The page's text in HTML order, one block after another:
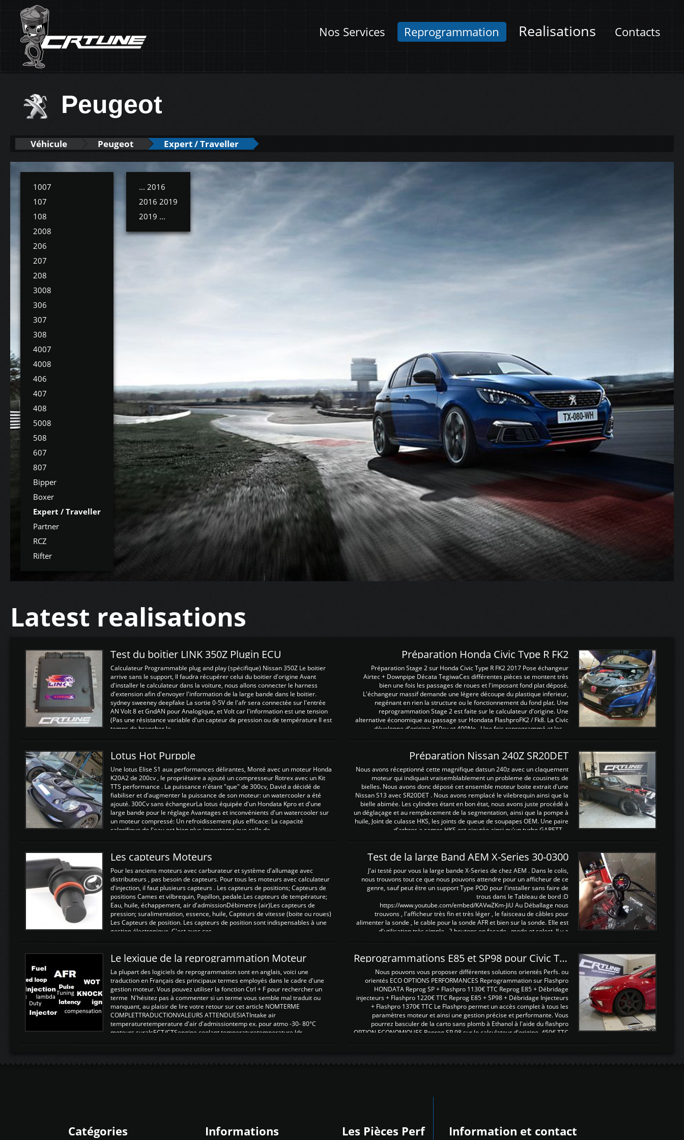
Nos Services Reprogrammation Realisations Contacts
Peugeot
Véhicule Peugeot Expert / Traveller
1007
107
108
2008
206
207
208
3008
306
307
308
4007
4008
406
407
408
5008
508
607
807
Bipper
Boxer
Expert / Traveller
Partner
RCZ
Rifter
... 2016
2016 2019
2019 ...
Latest realisations
Test du boitier LINK 350Z Plugin ECU
Calculateur Programmable plug and play (spécifique) Nissan 350Z Le boitier
arrive sans le support, Il faudra récupérer celui du boitier d'origine Avant
d'installer le calculateur dans la voiture, nous allons connecter le harness
d'extension afin d'envoyer l'information de la large bande dans le boitier.
sydney sweeney deepfake La sortie 0-5V de l'afr sera connectée sur l'entrée
AN Volt 8 et GndAN pour Analogique, et Volt car l'information est une tension
(Pas une résistance variable d'un capteur de pression ou de température Il est
temps de brancher le ...
Préparation Honda Civic Type R FK2
Préparation Stage 2 sur Honda Civic Type R FK2 2017 Pose échangeur
Airtec + Downpipe Décata TegiwaCes différentes pièces se montent très
bien une fois les passages de roues et l'imposant fond plat déposé.
L'échangeur massif demande une légere découpe du plastique inferieur,
negénant en rien la structure ou le fonctionnement du fond plat. Une
reprogrammation Stage 2 est faite sur le calculateur d'origine. Une
alternative économique au passage sur Hondata FlashproFK2 / Fk8. La Civic
développe d'origine 310cv et 400Nn , Une fois reprogrammé et les ...
Lotus Hot Purpple
Une lotus Elise S1 aux performances délirantes, Monté avec un moteur Honda
K20A2 de 200cv , le propriétaire a ajouté un compresseur Rotrex avec un Kit
TTS performance . La puissance n'étant "que" de 300cv, David a décidé de
fiabiliser et d'augmenter la puissance de son moteur: un watercooler a été
ajouté. 300Cv sans échangeurLa lotus équipée d'un Hondata Kpro et d'une
large bande pour le réglage Avantages et inconvénients d'un watercooler sur
un moteur compressé: Un refroidissement plus efficace: La capacité
calorifique de l'eau est bien plus importante que celle de ...
Préparation Nissan 240Z SR20DET
Nous avons réceptionné cette magnifique datsun 240z avec un claquement
moteur qui indiquait vraisemblablement un probleme de cousinets de
bielles. Nous avons donc déposé cet ensemble moteur boite extrait d'une
Nissan S13 avec SR20DET . Nous avons remplacé le vilebrequin ainsi que la
bielle abimée. Les cylindres étant en bon état, nous avons juste procédé à
un déglaçage et au remplacement de la segmentation, ainsi que la pompe à
huile, Joint de culasse HKS, les joints de queue de soupapes OEM. Une paire
d'arbres a cames HKS est ajoutée ainsi qu'un turbo GARETT ...
Les capteurs Moteurs
Pour les anciens moteurs avec carburateur et système d'allumage avec
distributeurs , pas besoin de capteurs. Pour tous les moteurs avec calculateur
d'injection, il faut plusieurs capteurs . Les capteurs de positions; Capteurs de
positions Cames et vilbrequin, Papillon, pedale.Les capteurs de température;
Eau, huile, échappement, air d'admissionDébimetre (air)Les capteurs de
pression; suralimentation, essence, huile, Capteurs de vitesse (boite ou roues)
Les Capteurs de position. Les capteurs de position sont indispensables à une
gestion électronique. C'est avec ces ...
Test de la large Band AEM X-Series 30-0300
J'ai testé pour vous la large bande X-Series de chez AEM . Dans le colis,
nous trouvons tout ce que nous pouvons attendre pour un afficheur de ce
genre, sauf peut être un support Type POD pour l'installer sans faire de
trous dans le Tableau de bord :D
https://www.youtube.com/embed/KAVwZKm-JiU Au Déballage nous
trouvons , l'afficheur très fin et très léger , le faisceau de câbles pour
alimenter la sonde , le cable pour la sonde AFR et bien sur la sonde. Elle est
d'utilisation très simple , 2 boutons en façade , mode et select. Il y a
Le lexique de la reprogrammation Moteur
La plupart des logiciels de reprogrammation sont en anglais, voici une
traduction en Français des principaux termes employés dans le cadre d'une
gestion moteur. Vous pouvez utiliser la fonction Ctrl + F pour rechercher un
terme N'hésitez pas à commenter si un terme vous semble mal traduit ou
manquant, au plaisir de lire votre retour sur cet article NOMTERME
COMPLETTRADUCTIONVALEURS ATTENDUESIATIntake air
temperaturetemperature d'air d'admissiontemp ex. pour atmo -30- 80°C
moteurs suralsECT/CTSengine coolant temperaturetemperature ldr
Reprogrammations E85 et SP98 pour Civic Type R FN2
Nous pouvons vous proposer différentes solutions orientés Perfs. ou
orientés ECO OPTIONS PERFORMANCES Reprogrammation sur Flashpro
HONDATA Reprog SP + Flashpro 1130€ TTC Reprog E85 + Débridage
injecteurs + Flashpro 1220€ TTC Reprog E85 + SP98 + Débridage Injecteurs
+ Flashpro 1370€ TTC Le Flashpro permet un accès complet à tous les
paramètres moteur et ainsi une gestion précise et performante. Vous
pourrez basculer de la carto sans plomb à Ethanol à l'aide du flashpro
OPTION ECONOMIQUES Reprog SP 98 sur le calculateur d'origine 450€ TTC
Catégories Informations Les Pièces Perf Information et contact